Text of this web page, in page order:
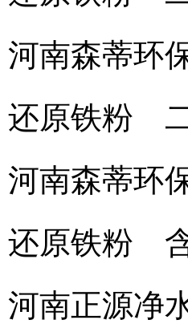
河南森蒂环
还原铁粉
河南森蒂环
还原铁粉 含
河南正源净